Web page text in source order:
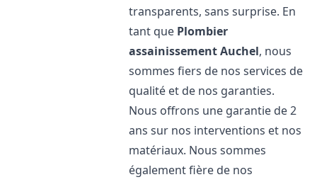
transparents, sans surprise. En
tant que Plombier
assainissementAuchel, nous
sommes fiers de nos services de
qualité et de nos garanties.
Nous offrons une garantie de 2
ans sur nos interventions et nos
matériaux. Nous sommes
également fière de nos